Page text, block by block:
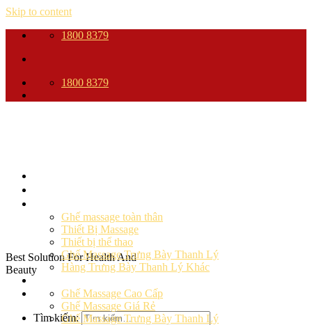
Skip to content
1800 8379
1800 8379
Best Solution For Health And
Beauty
Tìm kiếm:
Ghế massage toàn thân
Thiết Bị Massage
Thiết bị thể thao
Ghế Massage Trưng Bày Thanh Lý
Hàng Trưng Bày Thanh Lý Khác
Ghế Massage Cao Cấp
Ghế Massage Giá Rẻ
Ghế Massage Trưng Bày Thanh Lý